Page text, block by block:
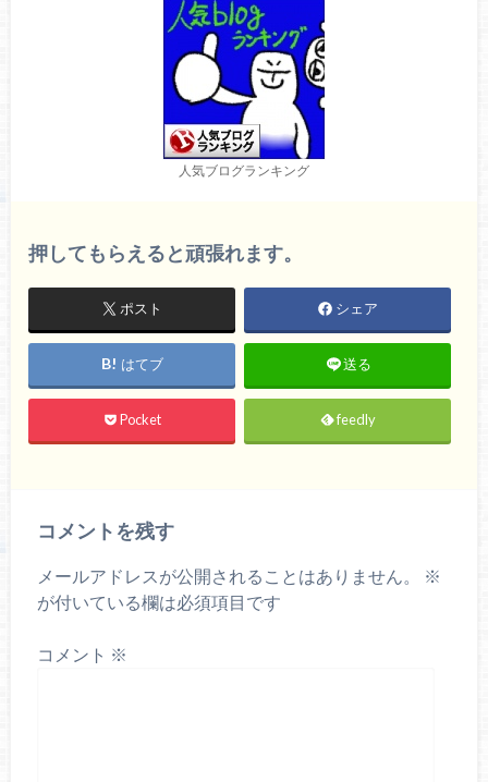
人気ブログランキング
押してもらえると頑張れます。
ポスト シェア
はてブ 送る
Pocket feedly
コメントを残す
メールアドレスが公開されることはありません。
※
が付いている欄は必須項目です
コメント ※